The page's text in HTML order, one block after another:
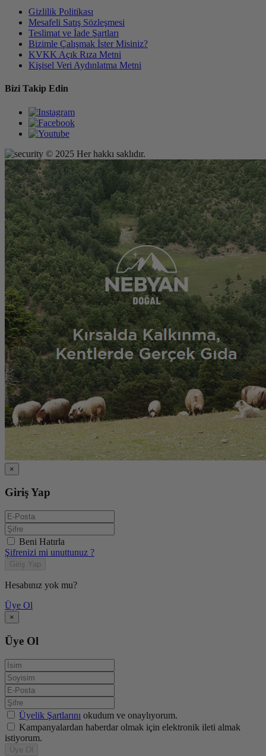
Gizlilik Politikası
Mesafeli Satış Sözleşmesi
Teslimat ve İade Şartları
Bizimle Çalışmak İster Misiniz?
KVKK Açık Rıza Metni
Kişisel Veri Aydınlatma Metni
Bizi Takip Edin
© 2025 Her hakkı saklıdır.
×
Giriş Yap
Beni Hatırla
Şifrenizi mi unuttunuz ?
Giriş Yap
Hesabınız yok mu?
Üye Ol
×
Üye Ol
Üyelik Şartlarını okudum ve onaylıyorum.
Kampanyalardan haberdar olmak için elektronik ileti almak
istiyorum.
Üye Ol